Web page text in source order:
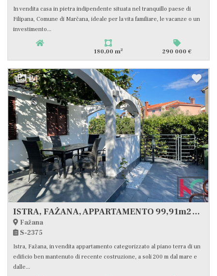
In vendita casa in pietra indipendente situata nel tranquillo paese di
Filipana, Comune di Marčana, ideale per la vita familiare, le vacanze o un
investimento...
180,00 m2 290 000 €
21
ISTRA, FAŽANA, APPARTAMENTO 99,91m2 A 200m DALLA SPIAGGIA, #VENDITA
Fažana
S-2375
Istra, Fažana, in vendita appartamento categorizzato al piano terra di un
edificio ben mantenuto di recente costruzione, a soli 200 m dal mare e
dalle...